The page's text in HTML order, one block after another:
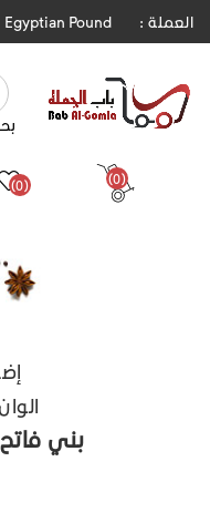
العملة :
(0) (0)
بني فاتح